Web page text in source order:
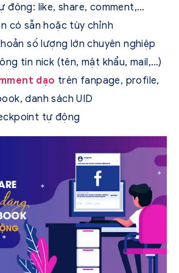
động: like, share, comment,…
có sẵn hoặc tùy chỉnh
số lượng lớn chuyên nghiệp
tin nick (tên, mật khẩu, mail,…)
dạo trên fanpage, profile,
danh sách UID
tự động